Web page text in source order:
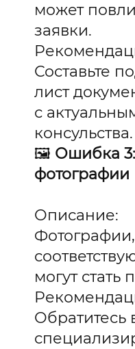
может
заявки.
Составьте
лист
с
консульства.
🖼️ Ошибка
фотографии
Описание:
могут стать
Обратитесь